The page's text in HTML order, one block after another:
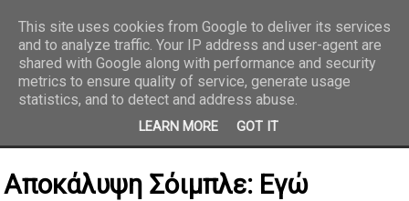
REPORTAZ NET
Αποκάλυψη Σόιμπλε: Εγώ
This site uses cookies from Google to deliver its services
and to analyze traffic. Your IP address and user-agent are
shared with Google along with performance and security
metrics to ensure quality of service, generate usage
statistics, and to detect and address abuse.
LEARN MORE GOT IT